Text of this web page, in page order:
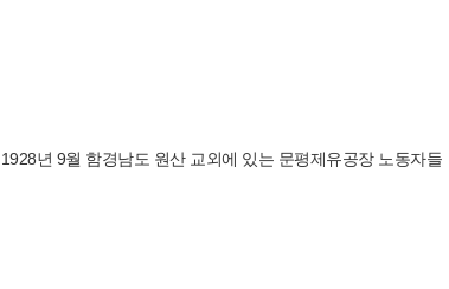
년 9월 함경남도 원산 교외에 있는 문평제유공장 노동자들